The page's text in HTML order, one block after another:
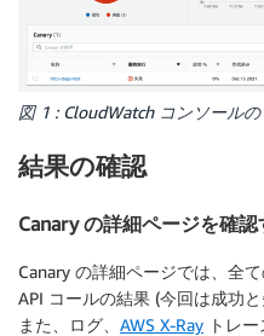
図 1 : CloudWatch コンソール
結果の確認
Canary の詳細ページを確認
Canary の詳細ページでは、全
API コールの結果 (今回は成功
また、ログ、 AWS X-Ray トレ